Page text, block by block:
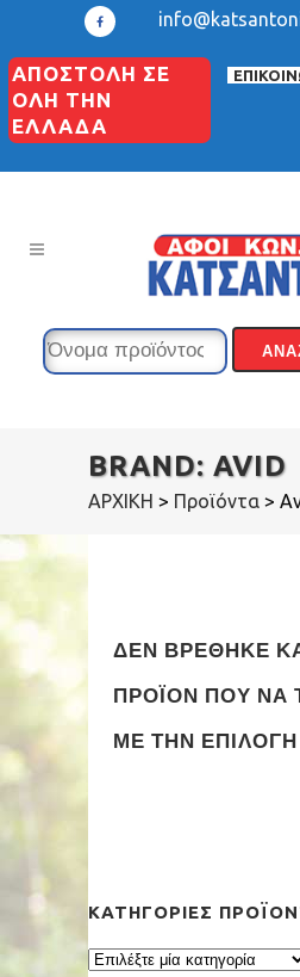
ΑΠΟΣΤΟΛΗ ΣΕ
ΟΛΗ ΤΗΝ
ΕΛΛΑΔΑ
BRAND: AVID
ΑΡΧΙΚΗ > Προϊόντα >
ΔΕΝ ΒΡΈΘΗΚΕ
ΠΡΟΪΌΝ ΠΟΥ ΝΑ
ΜΕ ΤΗΝ ΕΠΙΛΟΓΉ
ΚΑΤΗΓΟΡΊΕΣ